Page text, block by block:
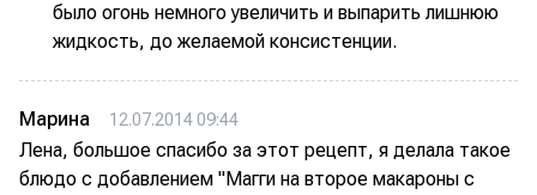
было огонь немного увеличить и выпарить лишнюю
жидкость, до желаемой консистенции.
Марина 12.07.2014 09:44
Лена, большое спасибо за этот рецепт, я делала такое
блюдо с добавлением "Магги на второе макароны с